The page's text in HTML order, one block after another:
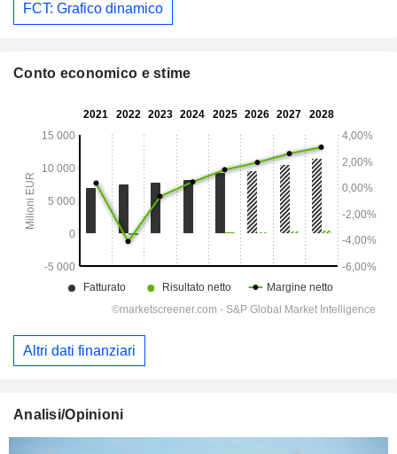
FCT: Grafico dinamico
Conto economico e stime
Altri dati finanziari
Analisi/Opinioni